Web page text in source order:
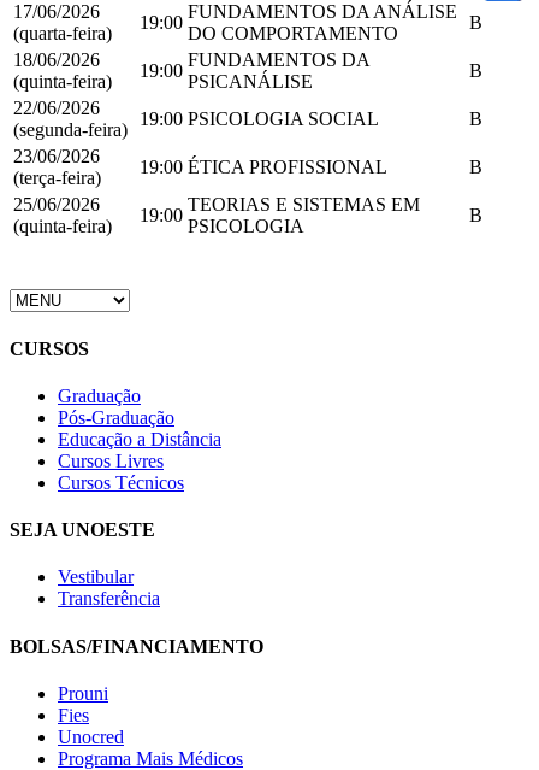
17/06/2026
(quarta-feira)
19:00
FUNDAMENTOS DA ANÁLISE
DO COMPORTAMENTO
B
18/06/2026
(quinta-feira)
19:00
FUNDAMENTOS DA
PSICANÁLISE
B
22/06/2026
(segunda-feira)
19:00 PSICOLOGIA SOCIAL
B
23/06/2026
(terça-feira)
19:00 ÉTICA PROFISSIONAL
B
25/06/2026
(quinta-feira)
19:00
TEORIAS E SISTEMAS EM
PSICOLOGIA
B
CURSOS
Graduação
Pós-Graduação
Educação a Distância
Cursos Livres
Cursos Técnicos
SEJA UNOESTE
Vestibular
Transferência
BOLSAS/FINANCIAMENTO
Prouni
Fies
Unocred
Programa Mais Médicos